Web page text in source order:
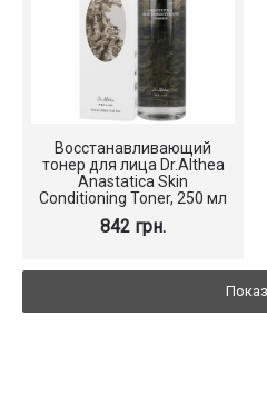
Восстанавливающий
тонер для лица Dr.Althea
Anastatica Skin
Conditioning Toner, 250 мл
842 грн.